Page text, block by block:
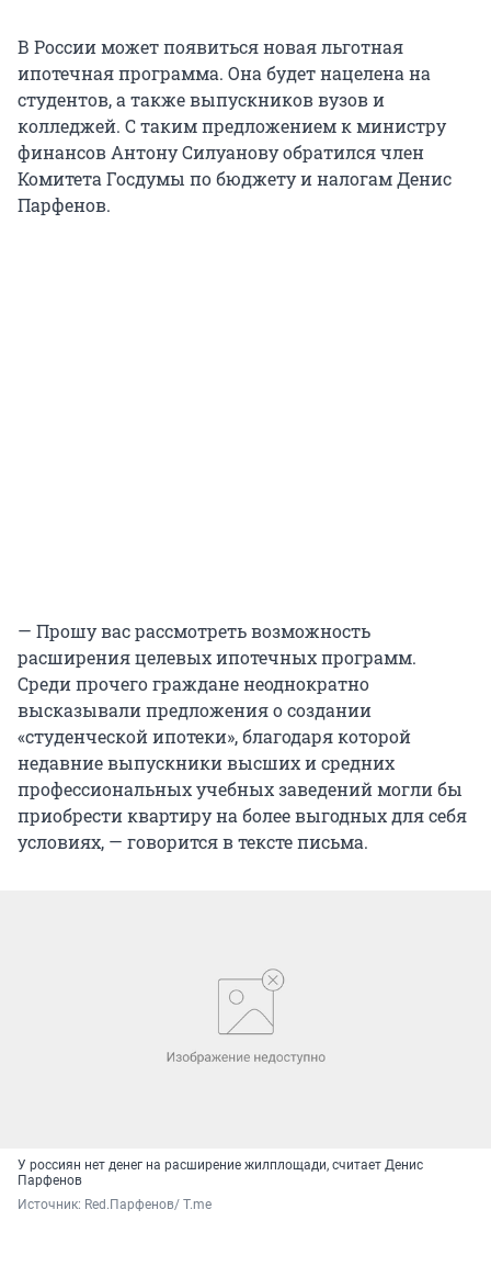
В России может появиться новая льготная
ипотечная программа. Она будет нацелена на
студентов, а также выпускников вузов и
колледжей. С таким предложением к министру
финансов Антону Силуанову обратился член
Комитета Госдумы по бюджету и налогам Денис
Парфенов.
— Прошу вас рассмотреть возможность
расширения целевых ипотечных программ.
Среди прочего граждане неоднократно
высказывали предложения о создании
«студенческой ипотеки», благодаря которой
недавние выпускники высших и средних
профессиональных учебных заведений могли бы
приобрести квартиру на более выгодных для себя
условиях, — говорится в тексте письма.
У россиян нет денег на расширение жилплощади, считает Денис
Парфенов
Источник: Red.Парфенов/ T.me